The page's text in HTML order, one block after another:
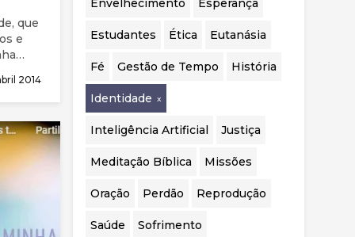
que
e
um
cristã
de
da
pela
2014
realizadas.
Envelhecimento Esperança
Estudantes Ética Eutanásia
Fé Gestão de Tempo História
Identidade
Inteligência Artificial Justiça
Meditação Bíblica Missões
Oração Perdão Reprodução
Saúde Sofrimento